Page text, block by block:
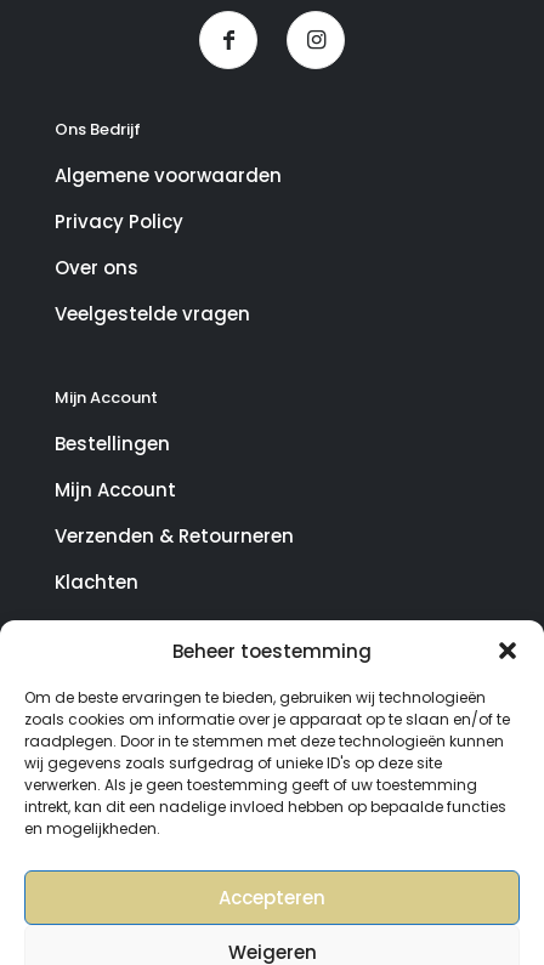
Beheer toestemming
Om de beste ervaringen te bieden, gebruiken wij technologieën
zoals cookies om informatie over je apparaat op te slaan en/of te
raadplegen. Door in te stemmen met deze technologieën kunnen
wij gegevens zoals surfgedrag of unieke ID's op deze site
verwerken. Als je geen toestemming geeft of uw toestemming
intrekt, kan dit een nadelige invloed hebben op bepaalde functies
en mogelijkheden.
Accepteren
Weigeren
Ons Bedrijf
Algemene voorwaarden
Privacy Policy
Over ons
Veelgestelde vragen
Mijn Account
Bestellingen
Mijn Account
Verzenden & Retourneren
Klachten
© Copyright SterrenHosting 2021-2026 - In opdracht
van Lynaly.nl